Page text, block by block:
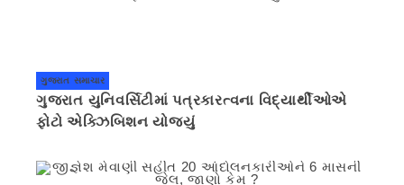
ગુજરાત સમાચાર
ગુજરાત યુનિવર્સિટીમાં પત્રકારત્વના વિદ્યાર્થીઓએ
ફોટો એક્ઝિબિશન યોજ્યું